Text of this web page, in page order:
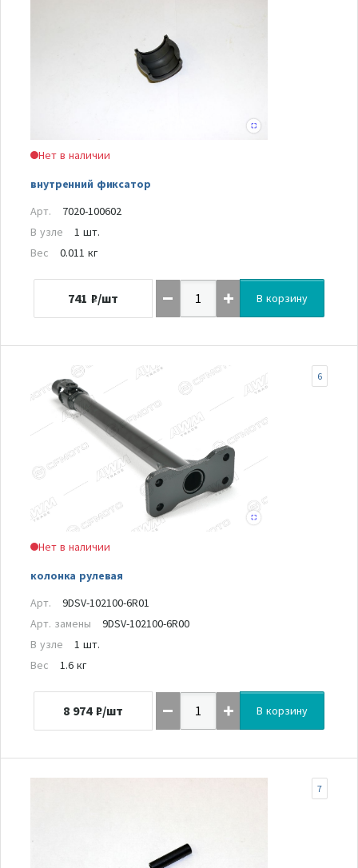
Нет в наличии
внутренний фиксатор
Арт.
7020-100602
В узле
1 шт.
Вес
0.011 кг
741 ₽/шт В корзину
Нет в наличии
колонка рулевая
6
Арт.
9DSV-102100-6R01
Арт. замены
9DSV-102100-6R00
В узле
1 шт.
Вес
1.6 кг
8 974 ₽/шт В корзину
7